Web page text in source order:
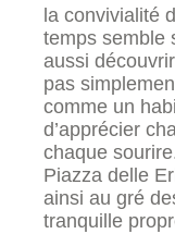
la convivialité
temps semble
aussi
pas
comme un
d’apprécier
chaque
Piazza delle
ainsi au gré
tranquille